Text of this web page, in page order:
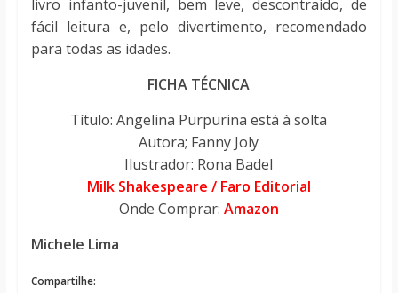
livro infanto-juvenil, bem leve, descontraído, de
fácil leitura e, pelo divertimento, recomendado
para todas as idades.
FICHA TÉCNICA
Título: Angelina Purpurina está à solta
Autora; Fanny Joly
Ilustrador: Rona Badel
Milk Shakespeare / Faro Editorial
Onde Comprar: Amazon
Michele Lima
Compartilhe: